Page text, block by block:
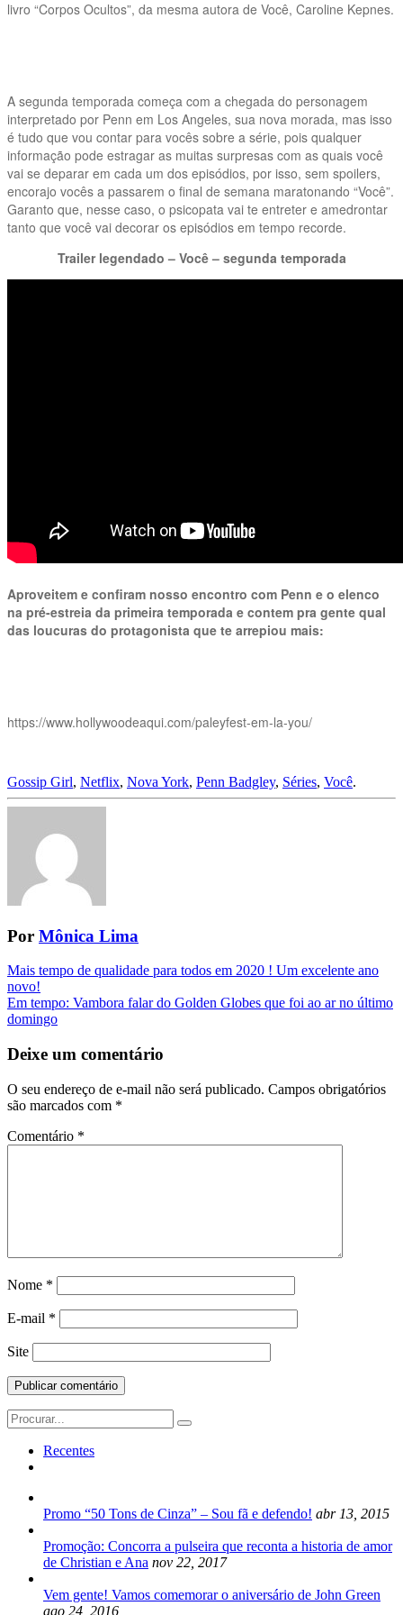
livro “Corpos Ocultos”, da mesma autora de Você, Caroline Kepnes.
A segunda temporada começa com a chegada do personagem
interpretado por Penn em Los Angeles, sua nova morada, mas isso
é tudo que vou contar para vocês sobre a série, pois qualquer
informação pode estragar as muitas surpresas com as quais você
vai se deparar em cada um dos episódios, por isso, sem spoilers,
encorajo vocês a passarem o final de semana maratonando “Você”.
Garanto que, nesse caso, o psicopata vai te entreter e amedrontar
tanto que você vai decorar os episódios em tempo recorde.
Trailer legendado – Você – segunda temporada
Aproveitem e confiram nosso encontro com Penn e o elenco
na pré-estreia da primeira temporada e contem pra gente qual
das loucuras do protagonista que te arrepiou mais:
https://www.hollywoodeaqui.com/paleyfest-em-la-you/
Gossip Girl, Netflix, Nova York, Penn Badgley, Séries, Você.
Por Mônica Lima
Navegação
da
Postagem
Mais tempo de qualidade para todos em 2020 ! Um excelente ano
novo!
Em tempo: Vambora falar do Golden Globes que foi ao ar no último
domingo
Deixe um comentário
O seu endereço de e-mail não será publicado. Campos obrigatórios
são marcados com *
Comentário *
Nome *
E-mail *
Site
Search
for:
Recentes
Promo “50 Tons de Cinza” – Sou fã e defendo! abr 13, 2015
Promoção: Concorra a pulseira que reconta a historia de amor
de Christian e Ana nov 22, 2017
Vem gente! Vamos comemorar o aniversário de John Green
ago 24, 2016